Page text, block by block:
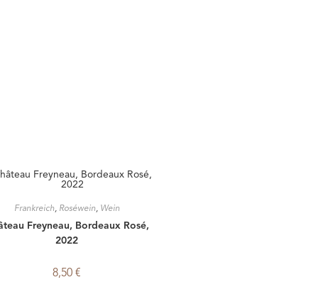
Frankreich, Roséwein, Wein
Freyneau, Bordeaux Rosé,
2022
8,50€